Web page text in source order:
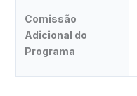
Comissão
Adicional do
Programa